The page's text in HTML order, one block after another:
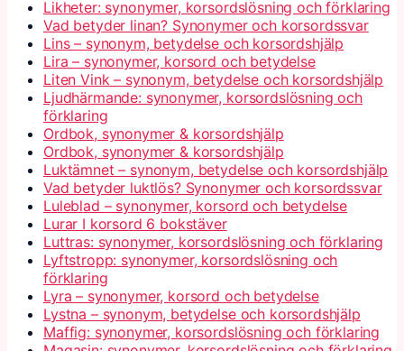
Likheter: synonymer, korsordslösning och förklaring
Vad betyder linan? Synonymer och korsordssvar
Lins – synonym, betydelse och korsordshjälp
Lira – synonymer, korsord och betydelse
Liten Vink – synonym, betydelse och korsordshjälp
Ljudhärmande: synonymer, korsordslösning och
förklaring
Ordbok, synonymer & korsordshjälp
Ordbok, synonymer & korsordshjälp
Luktämnet – synonym, betydelse och korsordshjälp
Vad betyder luktlös? Synonymer och korsordssvar
Luleblad – synonymer, korsord och betydelse
Lurar I korsord 6 bokstäver
Luttras: synonymer, korsordslösning och förklaring
Lyftstropp: synonymer, korsordslösning och
förklaring
Lyra – synonymer, korsord och betydelse
Lystna – synonym, betydelse och korsordshjälp
Maffig: synonymer, korsordslösning och förklaring